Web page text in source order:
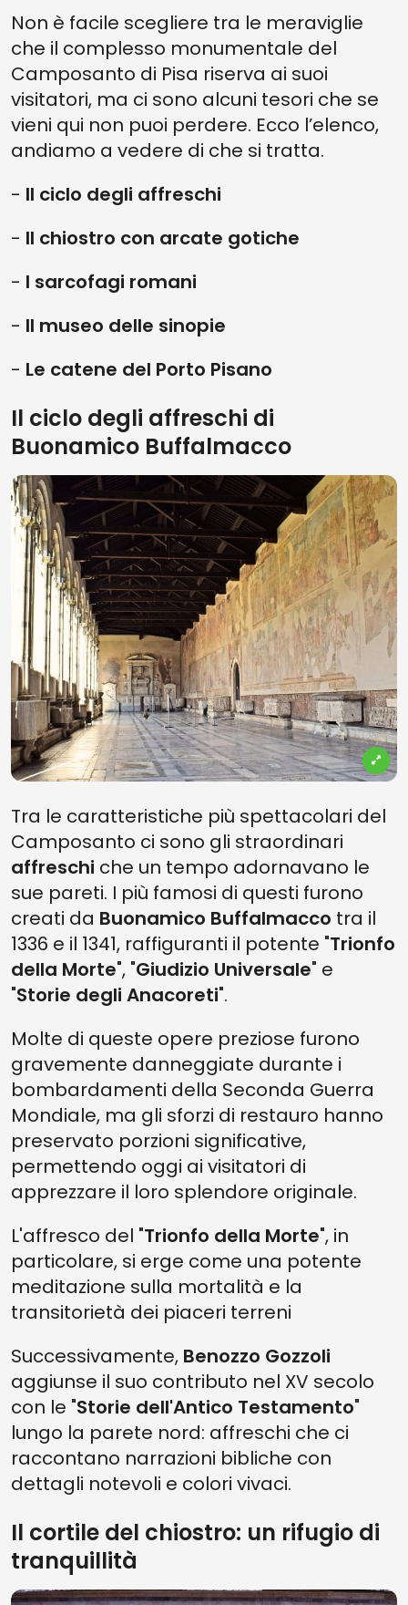
Non è facile scegliere tra le meraviglie
che il complesso monumentale del
Camposanto di Pisa riserva ai suoi
visitatori, ma ci sono alcuni tesori che se
vieni qui non puoi perdere. Ecco l’elenco,
andiamo a vedere di che si tratta.
- Il ciclo degli affreschi
- Il chiostro con arcate gotiche
- I sarcofagi romani
- Il museo delle sinopie
- Le catene del Porto Pisano
Il ciclo degli affreschi di
Buonamico Buffalmacco
Tra le caratteristiche più spettacolari del
Camposanto ci sono gli straordinari
affreschi che un tempo adornavano le
sue pareti. I più famosi di questi furono
creati da Buonamico Buffalmacco tra il
1336 e il 1341, raffiguranti il potente "Trionfo
della Morte", "Giudizio Universale" e
"Storie degli Anacoreti".
Molte di queste opere preziose furono
gravemente danneggiate durante i
bombardamenti della Seconda Guerra
Mondiale, ma gli sforzi di restauro hanno
preservato porzioni significative,
permettendo oggi ai visitatori di
apprezzare il loro splendore originale.
L'affresco del "Trionfo della Morte", in
particolare, si erge come una potente
meditazione sulla mortalità e la
transitorietà dei piaceri terreni
Successivamente, Benozzo Gozzoli
aggiunse il suo contributo nel XV secolo
con le "Storie dell'Antico Testamento"
lungo la parete nord: affreschi che ci
raccontano narrazioni bibliche con
dettagli notevoli e colori vivaci.
Il cortile del chiostro: un rifugio di
tranquillità